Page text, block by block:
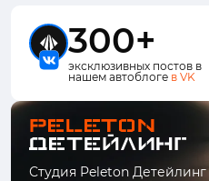
300+
эксклюзивных постов в
нашем автоблоге в VK
Студия Peleton Детейлинг